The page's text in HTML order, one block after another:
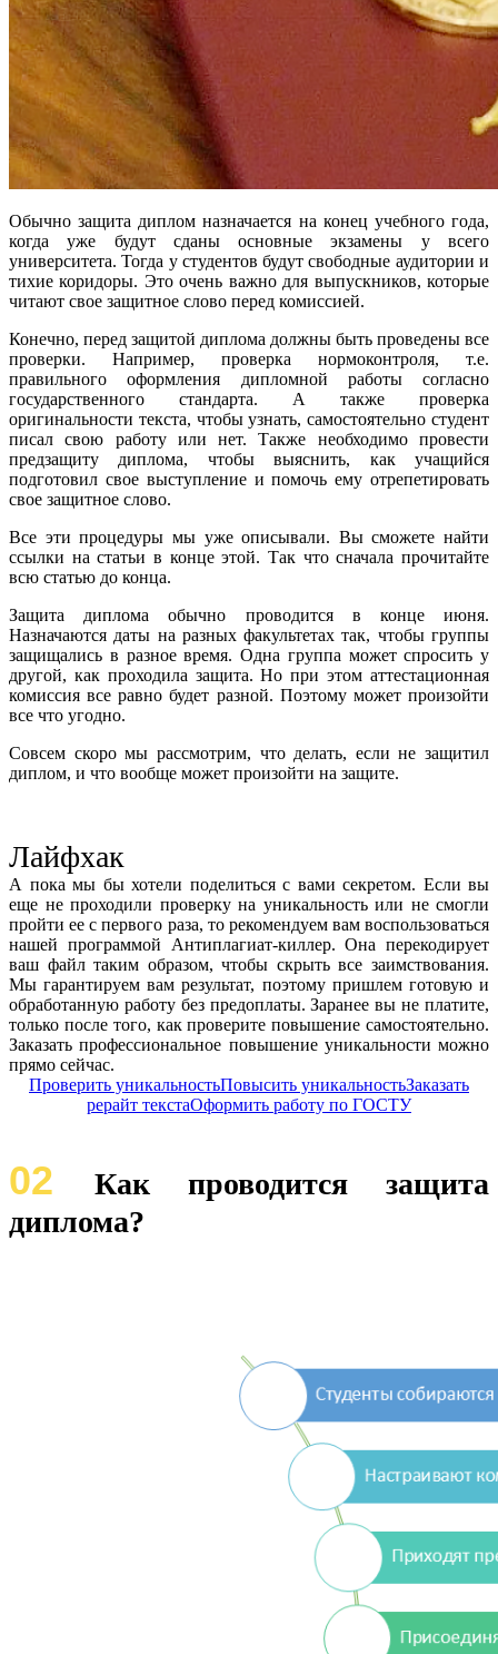
Обычно защита диплом назначается на конец учебного года,
когда уже будут сданы основные экзамены у всего
университета. Тогда у студентов будут свободные аудитории и
тихие коридоры. Это очень важно для выпускников, которые
читают свое защитное слово перед комиссией.
Конечно, перед защитой диплома должны быть проведены все
проверки. Например, проверка нормоконтроля, т.е.
правильного оформления дипломной работы согласно
государственного стандарта. А также проверка
оригинальности текста, чтобы узнать, самостоятельно студент
писал свою работу или нет. Также необходимо провести
предзащиту диплома, чтобы выяснить, как учащийся
подготовил свое выступление и помочь ему отрепетировать
свое защитное слово.
Все эти процедуры мы уже описывали. Вы сможете найти
ссылки на статьи в конце этой. Так что сначала прочитайте
всю статью до конца.
Защита диплома обычно проводится в конце июня.
Назначаются даты на разных факультетах так, чтобы группы
защищались в разное время. Одна группа может спросить у
другой, как проходила защита. Но при этом аттестационная
комиссия все равно будет разной. Поэтому может произойти
все что угодно.
Совсем скоро мы рассмотрим, что делать, если не защитил
диплом, и что вообще может произойти на защите.
Лайфхак
А пока мы бы хотели поделиться с вами секретом. Если вы
еще не проходили проверку на уникальность или не смогли
пройти ее с первого раза, то рекомендуем вам воспользоваться
нашей программой Антиплагиат-киллер. Она перекодирует
ваш файл таким образом, чтобы скрыть все заимствования.
Мы гарантируем вам результат, поэтому пришлем готовую и
обработанную работу без предоплаты. Заранее вы не платите,
только после того, как проверите повышение самостоятельно.
Заказать профессиональное повышение уникальности можно
прямо сейчас.
Проверить уникальностьПовысить уникальностьЗаказать
рерайт текстаОформить работу по ГОСТУ
02
Как проводится защита
диплома?